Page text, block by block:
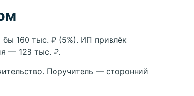
160 тыс. ₽ (5%). ИП привлёк
— 128 тыс. ₽.
Поручитель — сторонний